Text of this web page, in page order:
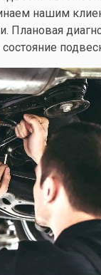
нашим
Плановая